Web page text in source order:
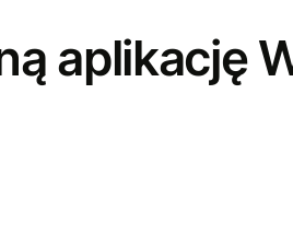
aplikację